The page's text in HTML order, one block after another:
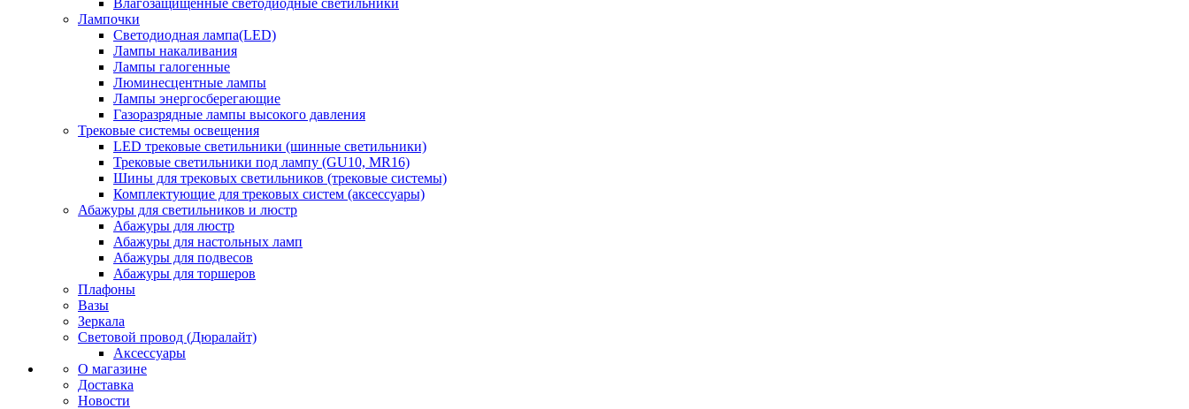
Влагозащищенные светодиодные светильники
Лампочки
Светодиодная лампа(LED)
Лампы накаливания
Лампы галогенные
Люминесцентные лампы
Лампы энергосберегающие
Газоразрядные лампы высокого давления
Трековые системы освещения
LED трековые светильники (шинные светильники)
Трековые светильники под лампу (GU10, MR16)
Шины для трековых светильников (трековые системы)
Комплектующие для трековых систем (аксессуары)
Абажуры для светильников и люстр
Абажуры для люстр
Абажуры для настольных ламп
Абажуры для подвесов
Абажуры для торшеров
Плафоны
Вазы
Зеркала
Световой провод (Дюралайт)
Аксессуары
О магазине
Доставка
Новости